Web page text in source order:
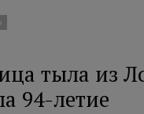
тыла из
94-летие